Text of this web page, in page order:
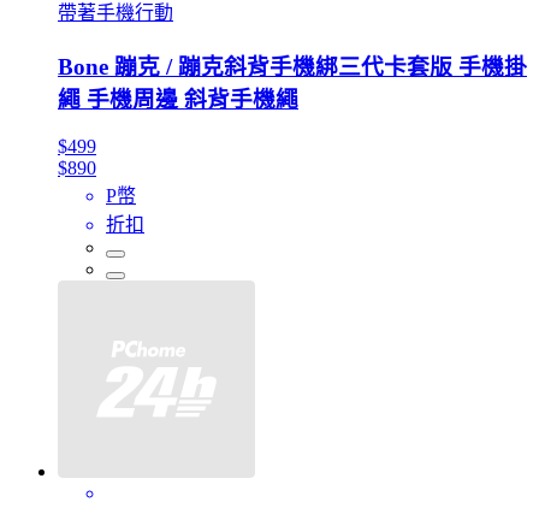
帶著手機行動
Bone 蹦克 / 蹦克斜背手機綁三代卡套版 手機掛
繩 手機周邊 斜背手機繩
$499
$890
P幣
折扣